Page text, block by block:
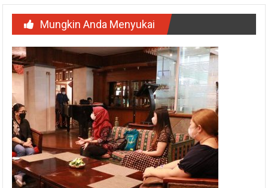
Mungkin Anda Menyukai